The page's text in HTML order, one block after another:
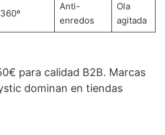
Anti-
enredos
Ola
agitada
para calidad B2B. Marcas
dominan en tiendas